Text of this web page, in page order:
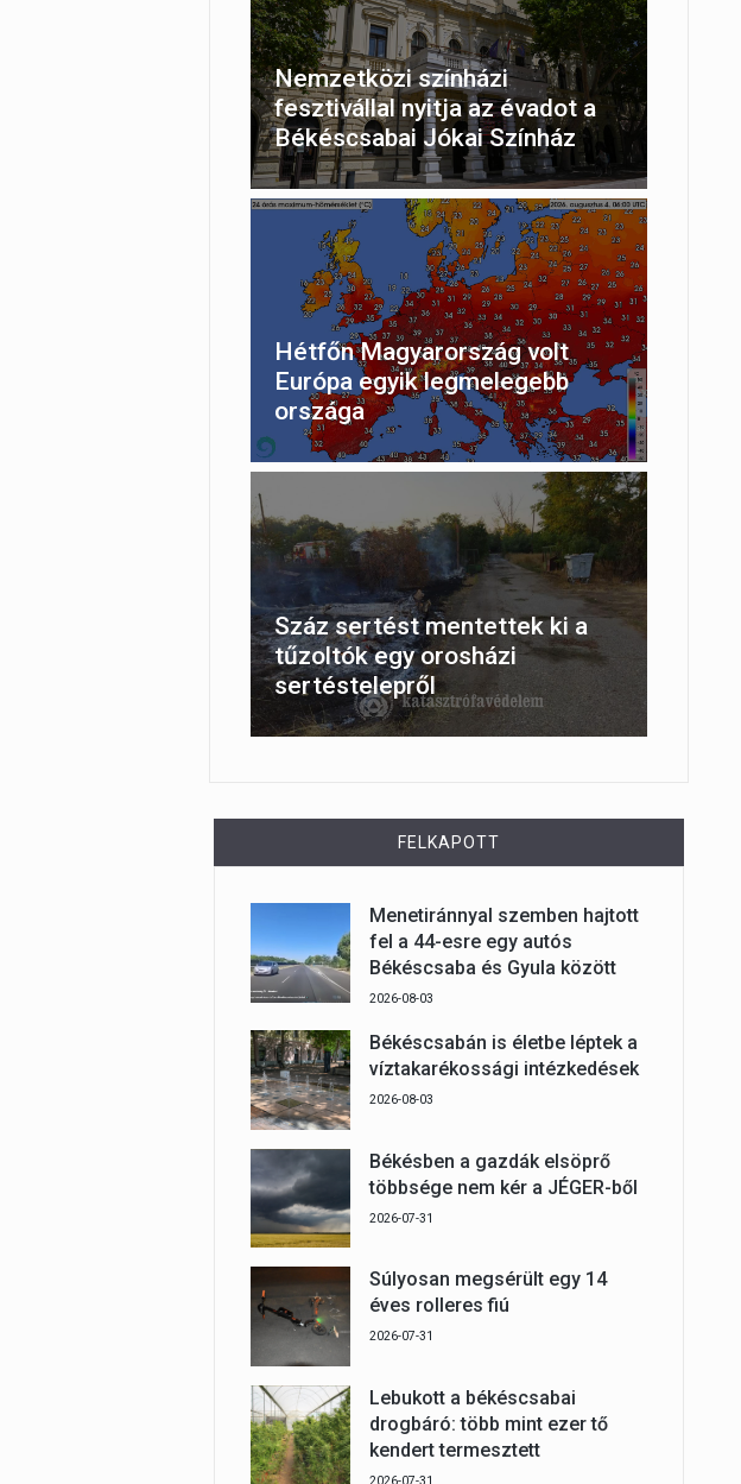
Nemzetközi színházi
fesztivállal nyitja az évadot a
Békéscsabai Jókai Színház
Hétfőn Magyarország volt
Európa egyik legmelegebb
országa
Száz sertést mentettek ki a
tűzoltók egy orosházi
sertéstelepről
FELKAPOTT
Menetiránnyal szemben hajtott
fel a 44-esre egy autós
Békéscsaba és Gyula között
2026-08-03
Békéscsabán is életbe léptek a
víztakarékossági intézkedések
2026-08-03
Békésben a gazdák elsöprő
többsége nem kér a JÉGER-ből
2026-07-31
Súlyosan megsérült egy 14
éves rolleres fiú
2026-07-31
Lebukott a békéscsabai
drogbáró: több mint ezer tő
kendert termesztett
2026-07-31